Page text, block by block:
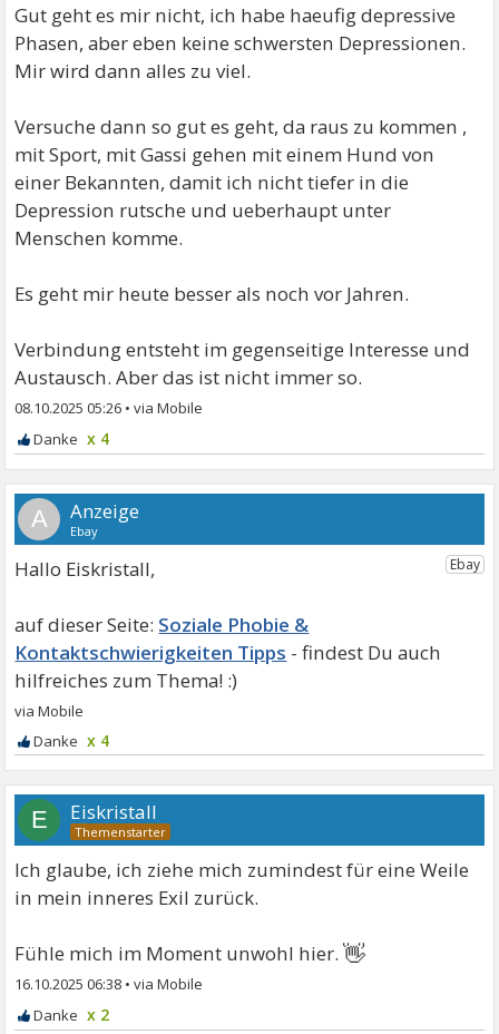
Gut geht es mir nicht, ich habe haeufig depressive
Phasen, aber eben keine schwersten Depressionen.
Mir wird dann alles zu viel.
Versuche dann so gut es geht, da raus zu kommen ,
mit Sport, mit Gassi gehen mit einem Hund von
einer Bekannten, damit ich nicht tiefer in die
Depression rutsche und ueberhaupt unter
Menschen komme.
Es geht mir heute besser als noch vor Jahren.
Verbindung entsteht im gegenseitige Interesse und
Austausch. Aber das ist nicht immer so.
08.10.2025 05:26 •
x 4
A
Hallo Eiskristall,
Soziale Phobie &
Kontaktschwierigkeiten Tipps
x 4
E Eiskristall
Ich glaube, ich ziehe mich zumindest für eine Weile
in mein inneres Exil zurück.
Fühle mich im Moment unwohl hier.👋
16.10.2025 06:38 •
x 2